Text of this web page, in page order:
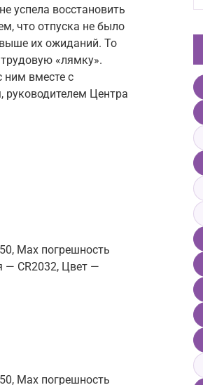
успела восстановить
что отпуска не было
их ожиданий. То
«лямку».
ним вместе с
руководителем Центра
Max погрешность
— CR2032, Цвет —
Max погрешность